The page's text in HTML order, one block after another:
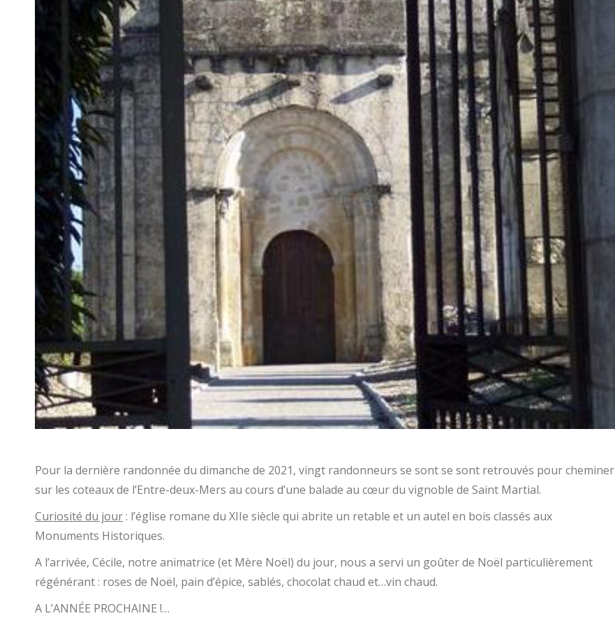
Pour la dernière randonnée du dimanche de 2021, vingt randonneurs se sont se sont retrouvés pour cheminer
sur les coteaux de l’Entre-deux-Mers au cours d’une balade au cœur du vignoble de Saint Martial.
Curiosité du jour: l’église romane du XIIe siècle qui abrite un retable et un autel en bois classés aux
Monuments Historiques.
A l’arrivée, Cécile, notre animatrice (et Mère Noël) du jour, nous a servi un goûter de Noël particulièrement
régénérant : roses de Noël, pain d’épice, sablés, chocolat chaud et…vin chaud.
A L’ANNÉE PROCHAINE !…